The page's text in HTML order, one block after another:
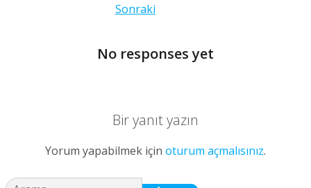
Sonraki
No responses yet
Bir yanıt yazın
Yorum yapabilmek için oturum açmalısınız.